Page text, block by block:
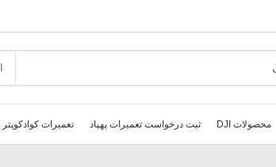
محصولات DJI ثبت درخواست تعمیرات پهپاد تعمیرات کوادکوپتر